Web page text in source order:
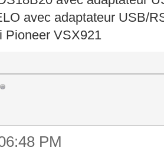
avec adaptateur USB/
Pioneer VSX921
PM